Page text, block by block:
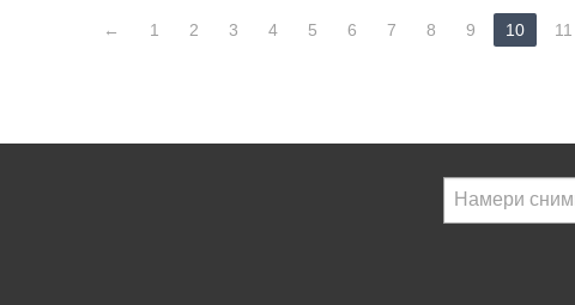
← 1 2 3 4 5 6 7 8 9 10 11